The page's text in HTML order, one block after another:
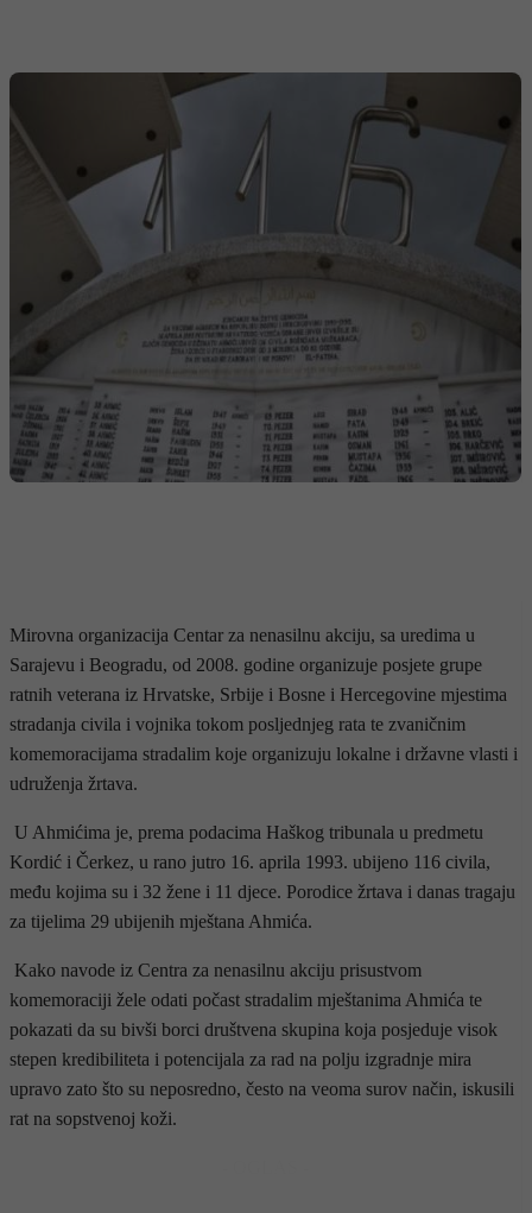
Mirovna organizacija Centar za nenasilnu akciju, sa uredima u
Sarajevu i Beogradu, od 2008. godine organizuje posjete grupe
ratnih veterana iz Hrvatske, Srbije i Bosne i Hercegovine mjestima
stradanja civila i vojnika tokom posljednjeg rata te zvaničnim
komemoracijama stradalim koje organizuju lokalne i državne vlasti i
udruženja žrtava.
U Ahmićima je, prema podacima Haškog tribunala u predmetu
Kordić i Čerkez, u rano jutro 16. aprila 1993. ubijeno 116 civila,
među kojima su i 32 žene i 11 djece. Porodice žrtava i danas tragaju
za tijelima 29 ubijenih mještana Ahmića.
Kako navode iz Centra za nenasilnu akciju prisustvom
komemoraciji žele odati počast stradalim mještanima Ahmića te
pokazati da su bivši borci društvena skupina koja posjeduje visok
stepen kredibiliteta i potencijala za rad na polju izgradnje mira
upravo zato što su neposredno, često na veoma surov način, iskusili
rat na sopstvenoj koži.